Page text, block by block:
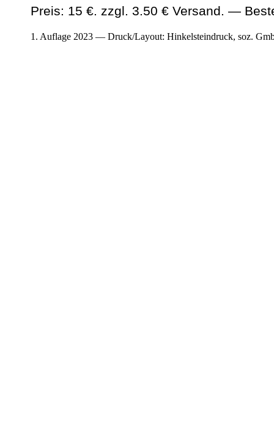
Preis: 15 €. zzgl. 3.50 € Versand. —
1. Auflage 2023 — Druck/Layout: Hinkelsteindruck, soz.